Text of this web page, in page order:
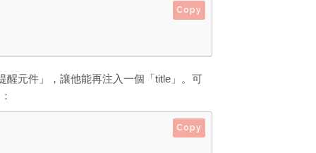
Copy
醒元件」，讓他能再注入一個「title」。可
Copy